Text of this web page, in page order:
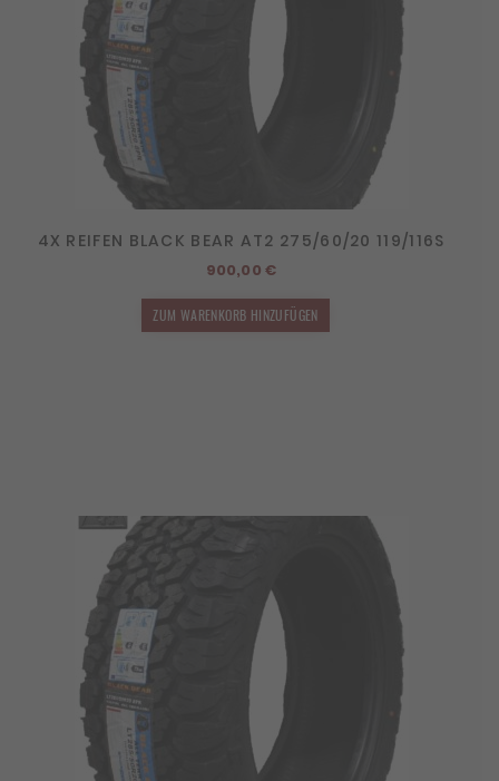
4X REIFEN BLACK BEAR AT2 275/60/20 119/116S
900,00 €
ZUM WARENKORB HINZUFÜGEN